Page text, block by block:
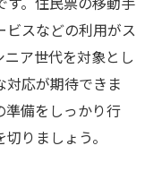
ビスなどの利用がス
ア世代を対象とし
対応が期待できま
準備をしっかり行
りましょう。